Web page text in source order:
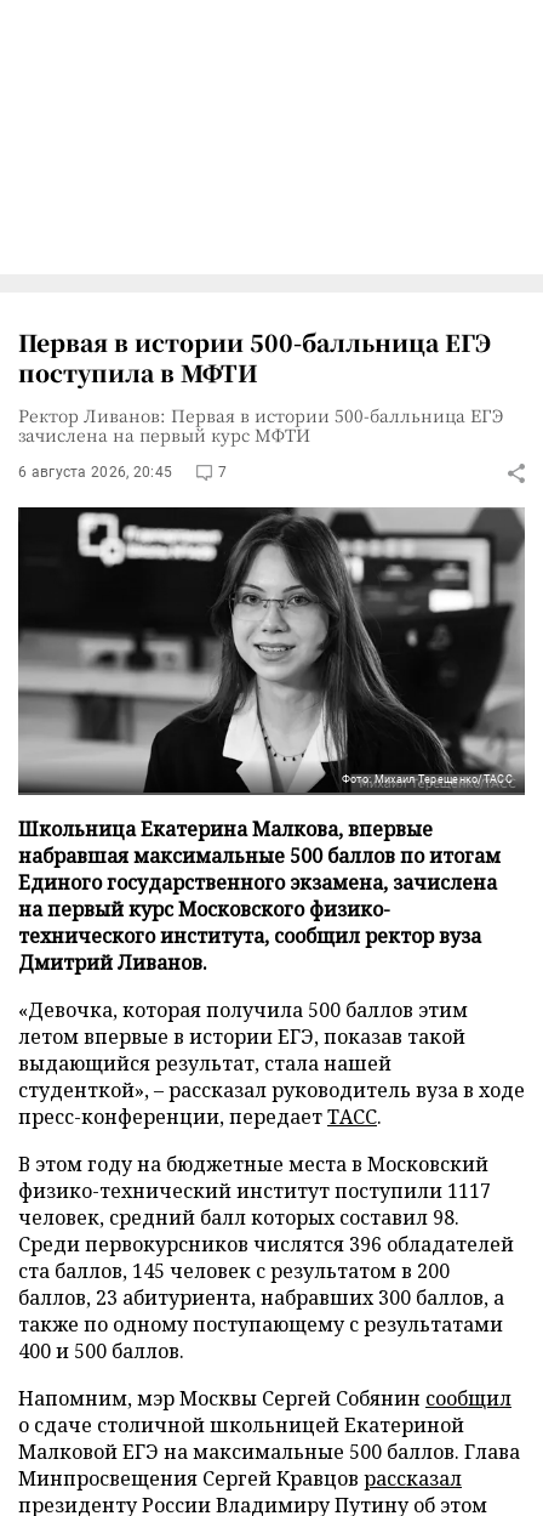
Первая в истории 500-балльница ЕГЭ
поступила в МФТИ
Ректор Ливанов: Первая в истории 500-балльница ЕГЭ
зачислена на первый курс МФТИ
6 августа 2026, 20:45 7
Фото: Михаил Терещенко/ТАСС
Школьница Екатерина Малкова, впервые
набравшая максимальные 500 баллов по итогам
Единого государственного экзамена, зачислена
на первый курс Московского физико-
технического института, сообщил ректор вуза
Дмитрий Ливанов.
«Девочка, которая получила 500 баллов этим
летом впервые в истории ЕГЭ, показав такой
выдающийся результат, стала нашей
студенткой», – рассказал руководитель вуза в ходе
пресс-конференции, передаетТАСС.
В этом году на бюджетные места в Московский
физико-технический институт поступили 1117
человек, средний балл которых составил 98.
Среди первокурсников числятся 396 обладателей
ста баллов, 145 человек с результатом в 200
баллов, 23 абитуриента, набравших 300 баллов, а
также по одному поступающему с результатами
400 и 500 баллов.
Напомним, мэр Москвы Сергей Собянин сообщил
о сдаче столичной школьницей Екатериной
Малковой ЕГЭ на максимальные 500 баллов. Глава
Минпросвещения Сергей Кравцов рассказал
президенту России Владимиру Путину об этом